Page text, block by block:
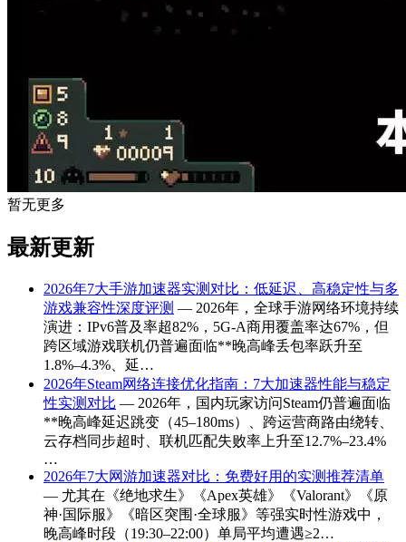
暂无更多
最新更新
2026年7大手游加速器实测对比：低延迟、高稳定性与多
游戏兼容性深度评测 — 2026年，全球手游网络环境持续
演进：IPv6普及率超82%，5G-A商用覆盖率达67%，但
跨区域游戏联机仍普遍面临**晚高峰丢包率跃升至
1.8%–4.3%、延…
2026年Steam网络连接优化指南：7大加速器性能与稳定
性实测对比 — 2026年，国内玩家访问Steam仍普遍面临
**晚高峰延迟跳变（45–180ms）、跨运营商路由绕转、
云存档同步超时、联机匹配失败率上升至12.7%–23.4%
…
2026年7大网游加速器对比：免费好用的实测推荐清单
— 尤其在《绝地求生》《Apex英雄》《Valorant》《原
神·国际服》《暗区突围·全球服》等强实时性游戏中，
晚高峰时段（19:30–22:00）单局平均遭遇≥2…